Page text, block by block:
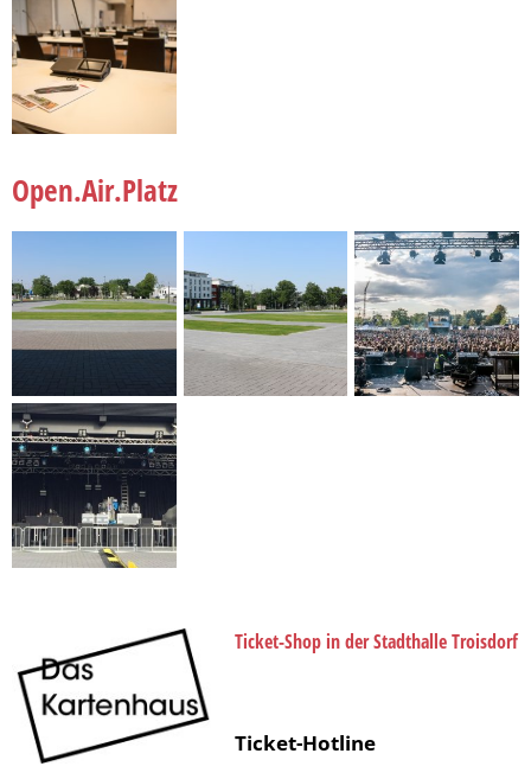
Open.Air.Platz
Ticket-Shop in der Stadthalle Troisdorf
Ticket-Hotline